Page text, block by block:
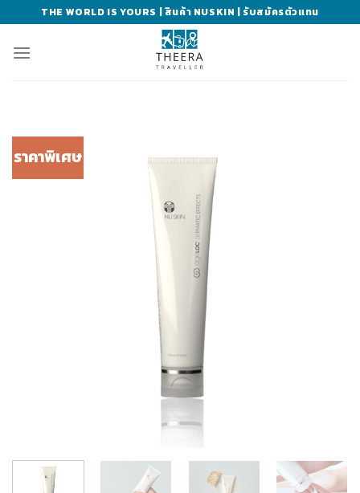
to
content
THE WORLD IS YOURS | สินค้า NUSKIN | รับสมัครตัวแทน
ราคาพิเศษ